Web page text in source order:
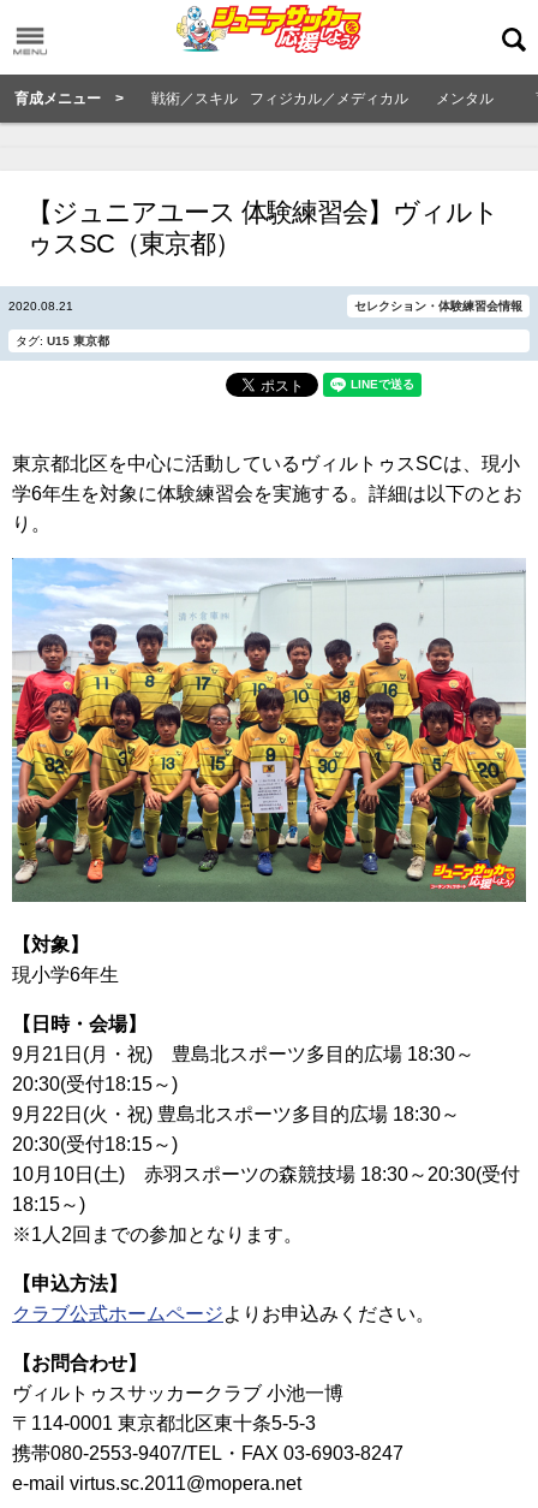
育成メニュー > 戦術／スキル フィジカル／メディカル メンタル
【ジュニアユース 体験練習会】ヴィルト
ゥスSC（東京都）
2020.08.21 セレクション・体験練習会情報
タグ: U15 東京都
東京都北区を中心に活動しているヴィルトゥスSCは、現小
学6年生を対象に体験練習会を実施する。詳細は以下のとお
り。
【対象】
現小学6年生
【日時・会場】
9月21日(月・祝) 豊島北スポーツ多目的広場 18:30～
20:30(受付18:15～)
9月22日(火・祝) 豊島北スポーツ多目的広場 18:30～
20:30(受付18:15～)
10月10日(土) 赤羽スポーツの森競技場 18:30～20:30(受付
18:15～)
※1人2回までの参加となります。
【申込方法】
クラブ公式ホームページよりお申込みください。
【お問合わせ】
ヴィルトゥスサッカークラブ 小池一博
〒114-0001 東京都北区東十条5-5-3
携帯080-2553-9407/TEL・FAX 03-6903-8247
e-mail virtus.sc.2011@mopera.net